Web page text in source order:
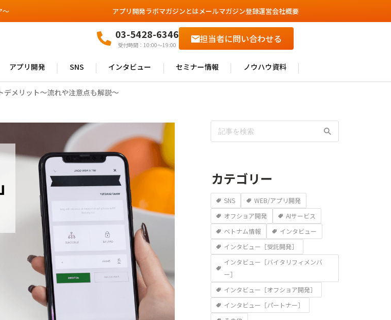
～ アプリ開発ラボマガジンとはメールマガジン登録運営会社概要
03-5428-6346
受付時間：10:00〜19:00
担当者に問い合わせる
アプリ開発 SNS インタビュー セミナー情報 ノウハウ資料
デメリット～流れや注意点も解説～
カテゴリー
SNS
WEB/アプリ開発
オフショア開発
AIサービス
ベトナム情報
インタビュー
インタビュー［受託開発］
インタビュー［バイタリフィメンバ
ー］
インタビュー［オフショア開発］
インタビュー［パートナー］